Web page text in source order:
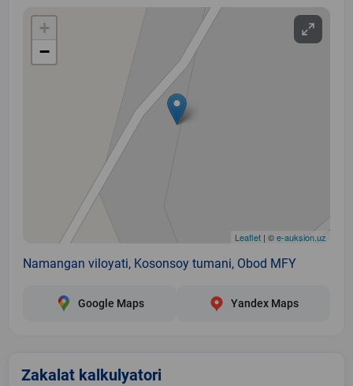
+
−
Leaflet | ©e-auksion.uz
Namangan viloyati, Kosonsoy tumani, Obod MFY
Google Maps Yandex Maps
Zakalat kalkulyatori